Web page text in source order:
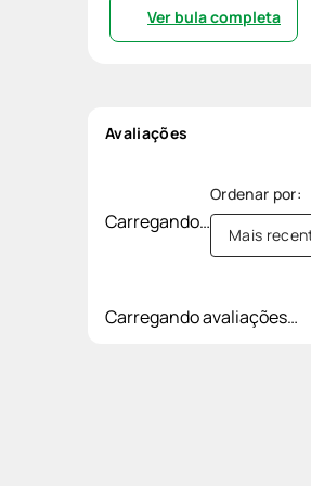
Ver bula completa
Avaliações
Carregando…
Mais
Carregando avaliações…